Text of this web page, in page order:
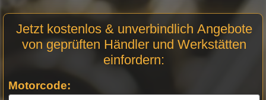
Anfrage
Stellen -
Jetzt kostenlos & unverbindlich Angebote
von geprüften Händler und Werkstätten
einfordern:
Motorcode: